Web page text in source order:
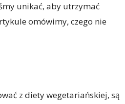
unikać, aby utrzymać
omówimy, czego nie
z diety wegetariańskiej, są